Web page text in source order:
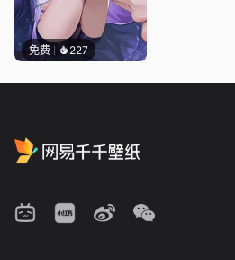
免费 227